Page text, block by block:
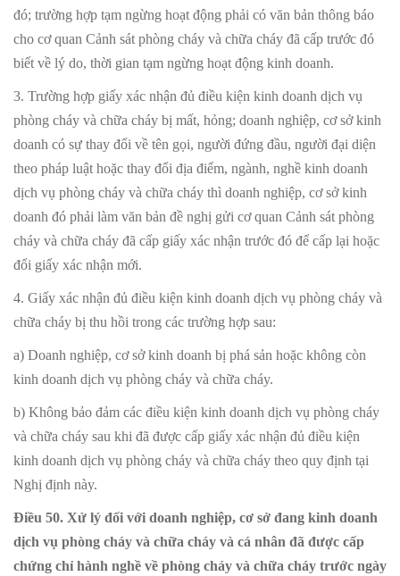
đó; trường hợp tạm ngừng hoạt động phải có văn bản thông báo
cho cơ quan Cảnh sát phòng cháy và chữa cháy đã cấp trước đó
biết về lý do, thời gian tạm ngừng hoạt động kinh doanh.
3. Trường hợp giấy xác nhận đủ điều kiện kinh doanh dịch vụ
phòng cháy và chữa cháy bị mất, hỏng; doanh nghiệp, cơ sở kinh
doanh có sự thay đổi về tên gọi, người đứng đầu, người đại diện
theo pháp luật hoặc thay đổi địa điểm, ngành, nghề kinh doanh
dịch vụ phòng cháy và chữa cháy thì doanh nghiệp, cơ sở kinh
doanh đó phải làm văn bản đề nghị gửi cơ quan Cảnh sát phòng
cháy và chữa cháy đã cấp giấy xác nhận trước đó để cấp lại hoặc
đổi giấy xác nhận mới.
4. Giấy xác nhận đủ điều kiện kinh doanh dịch vụ phòng cháy và
chữa cháy bị thu hồi trong các trường hợp sau:
a) Doanh nghiệp, cơ sở kinh doanh bị phá sản hoặc không còn
kinh doanh dịch vụ phòng cháy và chữa cháy.
b) Không bảo đảm các điều kiện kinh doanh dịch vụ phòng cháy
và chữa cháy sau khi đã được cấp giấy xác nhận đủ điều kiện
kinh doanh dịch vụ phòng cháy và chữa cháy theo quy định tại
Nghị định này.
Điều 50. Xử lý đối với doanh nghiệp, cơ sở đang kinh doanh
dịch vụ phòng cháy và chữa cháy và cá nhân đã được cấp
chứng chỉ hành nghề về phòng cháy và chữa cháy trước ngày